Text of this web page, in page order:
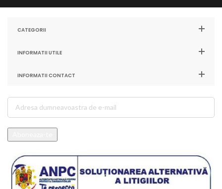
CATEGORII
INFORMATII UTILE
INFORMATII CONTACT